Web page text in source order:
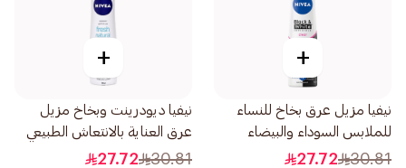
+
نيفيا مزيل عرق بخاخ للنساء
للملابس السوداء والبيضاء
150مل
30.81
27.72
+
نيفيا ديودرينت وبخاخ مزيل
عرق العناية بالانتعاش الطبيعي
للنساء 150مل
30.81
27.72